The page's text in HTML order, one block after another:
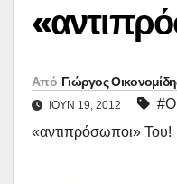
Από Γιώργος
ΙΟΎΝ 19, 2012
#Ο
«αντιπρόσωποι» Του!